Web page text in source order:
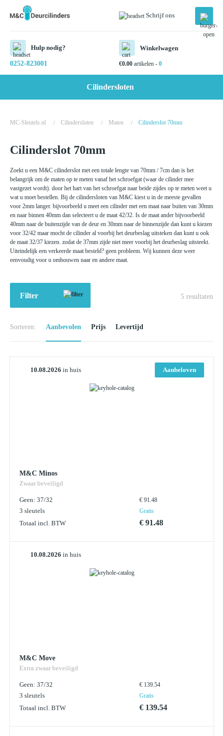
Schrijf ons
Hulp nodig?
0252-823001
Winkelwagen
€0.00 artikelen - 0
Cilindersloten
MC-Sleutels.nl / Cilindersloten / Maten / Cilinderslot 70mm
Cilinderslot 70mm
Zoekt u een M&C cilinderslot met een totale lengte van 70mm / 7cm dan is het
belangrijk om de maten op te meten vanaf het schroefgat (waar de cilinder mee
vastgezet wordt). door het hart van het schroefgat naar beide zijdes op te meten weet u
wat u moet bestellen. Bij de cilindersloten van M&C kiest u in de meeste gevallen
voor 2mm langer. bijvoorbeeld u meet een cilinder met een maat naar buiten van 30mm
en naar binnen 40mm dan selecteert u de maat 42/32. Is de maat ander bijvoorbeeld
40mm naar de buitenzijde van de deur en 30mm naar de binnenzijde dan kunt u kiezen
voor 32/42 maar mocht de cilinder al voorbij het deurbeslag uitsteken dan kunt u ook
de maat 32/37 kiezen. zodat de 37mm zijde niet meer voorbij het deurbeslag uitsteekt.
Uiteindelijk een verkeerde maat besteld? geen probleem. Wij kunnen deze weer
eenvoudig voor u ombouwen naar en andere maat.
Filter
Sorteren: Aanbevolen Prijs Levertijd
5 resultaten
10.08.2026 in huis Aanbeloven
M&C Minos
Zwaar beveiligd
Geen: 37/32 € 91.48
3 sleutels Gratis
Totaal incl. BTW € 91.48
10.08.2026 in huis
M&C Move
Extra zwaar beveiligd
Geen: 37/32 € 139.54
3 sleutels Gratis
Totaal incl. BTW € 139.54